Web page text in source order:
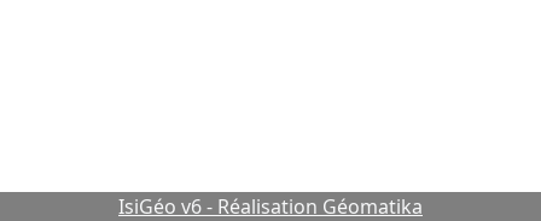
IsiGéo v6 - Réalisation Géomatika